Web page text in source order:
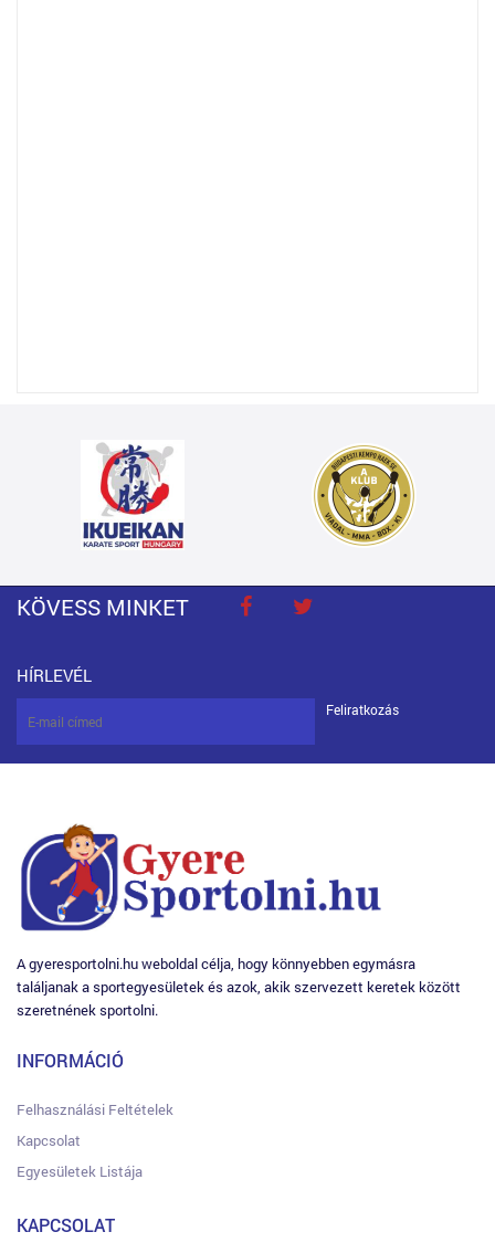
KÖVESS MINKET
HÍRLEVÉL
Feliratkozás
A gyeresportolni.hu weboldal célja, hogy könnyebben egymásra
találjanak a sportegyesületek és azok, akik szervezett keretek között
szeretnének sportolni.
INFORMÁCIÓ
Felhasználási Feltételek
Kapcsolat
Egyesületek Listája
KAPCSOLAT